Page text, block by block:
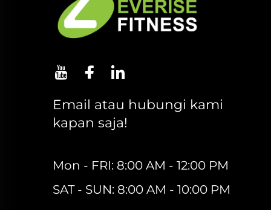
Email atau hubungi kami
kapan saja!
Mon - FRI: 8:00 AM - 12:00 PM
SAT - SUN: 8:00 AM - 10:00 PM